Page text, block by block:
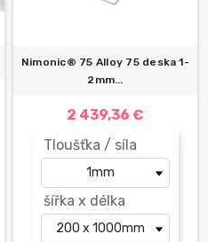
Nimonic® 75 Alloy 75 deska 1-
2mm...
2 439,36 €
Tloušťka / síla
šířka x délka